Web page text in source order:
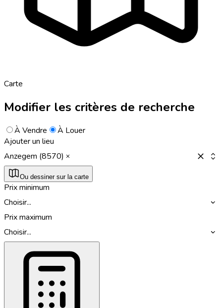
Carte
Modifier les critères de recherche
À Vendre
À Louer
Ajouter un lieu
Anzegem (8570)
Ou dessiner sur la carte
Prix minimum
Choisir...
Prix maximum
Choisir...